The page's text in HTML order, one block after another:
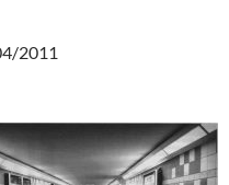
2011